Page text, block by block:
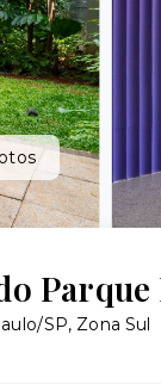
SP, Zona Sul